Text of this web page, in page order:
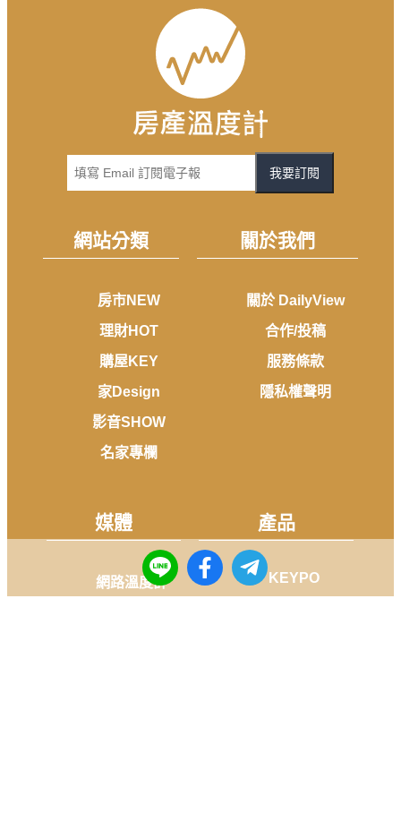
我要訂閱
網站分類
房市NEW
理財HOT
購屋KEY
家Design
影音SHOW
名家專欄
關於我們
關於 DailyView
合作/投稿
服務條款
隱私權聲明
媒體
網路溫度計
產品
KEYPO